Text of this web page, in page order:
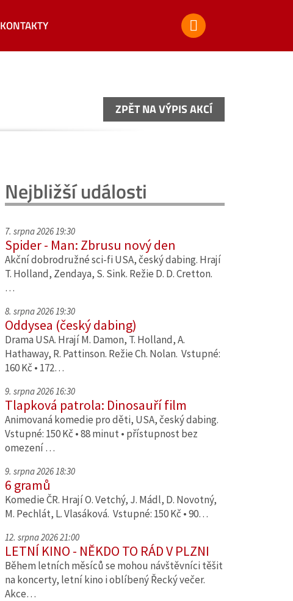
KONTAKTY
ZPĚT NA VÝPIS AKCÍ
ZPĚT NA VÝPIS AKCÍ
Nejbližší události
7. srpna 2026 19:30
Spider - Man: Zbrusu nový den
Akční dobrodružné sci-fi USA, český dabing. Hrají
T. Holland, Zendaya, S. Sink. Režie D. D. Cretton.
…
8. srpna 2026 19:30
Oddysea (český dabing)
Drama USA. Hrají M. Damon, T. Holland, A.
Hathaway, R. Pattinson. Režie Ch. Nolan. Vstupné:
160 Kč • 172…
9. srpna 2026 16:30
Tlapková patrola: Dinosauří film
Animovaná komedie pro děti, USA, český dabing.
Vstupné: 150 Kč • 88 minut • přístupnost bez
omezení …
9. srpna 2026 18:30
6 gramů
Komedie ČR. Hrají O. Vetchý, J. Mádl, D. Novotný,
M. Pechlát, L. Vlasáková. Vstupné: 150 Kč • 90…
12. srpna 2026 21:00
LETNÍ KINO - NĚKDO TO RÁD V PLZNI
Během letních měsíců se mohou návštěvníci těšit
na koncerty, letní kino i oblíbený Řecký večer.
Akce…